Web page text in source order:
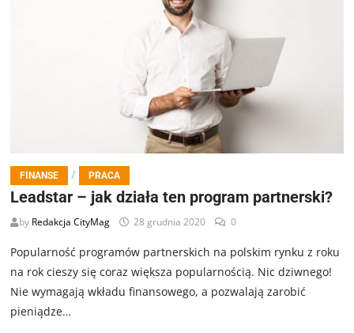
FINANSE / PRACA
Leadstar – jak działa ten program partnerski?
by Redakcja CityMag 28 grudnia 2020 0
Popularność programów partnerskich na polskim rynku z roku
na rok cieszy się coraz większa popularnością. Nic dziwnego!
Nie wymagają wkładu finansowego, a pozwalają zarobić
pieniądze…